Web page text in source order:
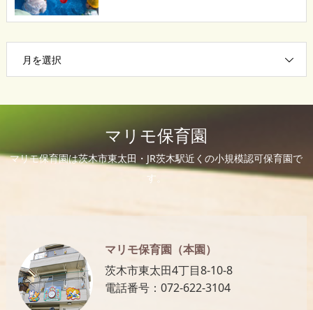
月を選択
マリモ保育園
マリモ保育園は茨木市東太田・JR茨木駅近くの小規模認可保育園で
す。
マリモ保育園（本園）
茨木市東太田4丁目8-10-8
電話番号：072-622-3104